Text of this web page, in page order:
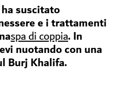
suscitato
e i trattamenti
spa di coppia. In
nuotando con una
Burj Khalifa.